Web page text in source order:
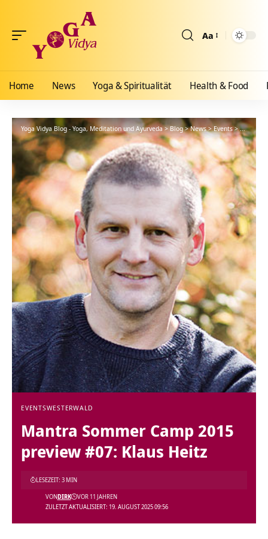
Aa
Home News Yoga & Spiritualität Health & Food
Yoga Vidya Blog - Yoga, Meditation und Ayurveda>Blog>News>Events>Mantra
EVENTSWESTERWALD
Mantra Sommer Camp 2015
preview #07: Klaus Heitz
ZULETZT AKTUALISIERT: 19. AUGUST 2025 09:56
VONDIRK VOR 11 JAHREN
LESEZEIT: 3 MIN